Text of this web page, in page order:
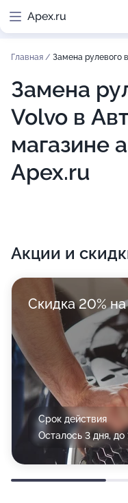
Apex.ru
Главная / Замена рулевого
Замена
Volvo в
магазине
Apex.ru
Акции и
Скидка 20%
Срок действия
Осталось 3 дня, до